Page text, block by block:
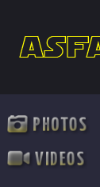
PHOTOS
VIDEOS